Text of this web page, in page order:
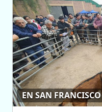
EN SAN FRANCISCO